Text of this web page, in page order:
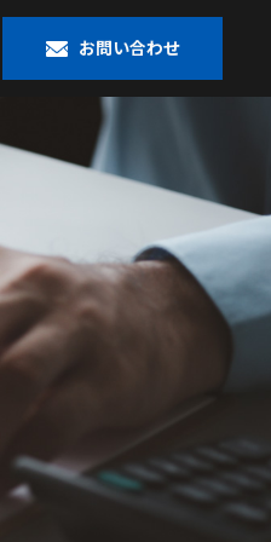
米国車・マリン・その他
お問い合わせ